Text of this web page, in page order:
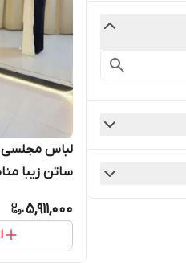
لباس مجلسی
ساتن زیبا
5,911,000